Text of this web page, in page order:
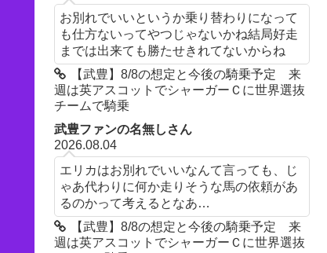
お別れでいいというか乗り替わりになって
も仕方ないってやつじゃないかね結局好走
までは出来ても勝たせきれてないからね
【武豊】8/8の想定と今後の騎乗予定 来
週は英アスコットでシャーガーＣに世界選抜
チームで騎乗
武豊ファンの名無しさん
2026.08.04
エリカはお別れでいいなんて言っても、じ
ゃあ代わりに何か走りそうな馬の依頼があ
るのかって考えるとなあ…
【武豊】8/8の想定と今後の騎乗予定 来
週は英アスコットでシャーガーＣに世界選抜